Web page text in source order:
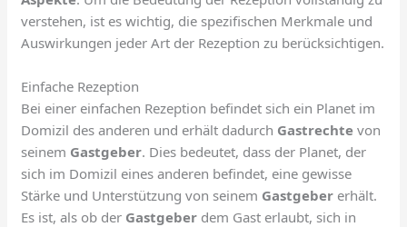
verstehen, ist es wichtig, die spezifischen Merkmale und
Auswirkungen jeder Art der Rezeption zu berücksichtigen.
Einfache Rezeption
Bei einer einfachen Rezeption befindet sich ein Planet im
Domizil des anderen und erhält dadurch Gastrechte von
seinem Gastgeber. Dies bedeutet, dass der Planet, der
sich im Domizil eines anderen befindet, eine gewisse
Stärke und Unterstützung von seinem Gastgeber erhält.
Es ist, als ob der Gastgeber dem Gast erlaubt, sich in